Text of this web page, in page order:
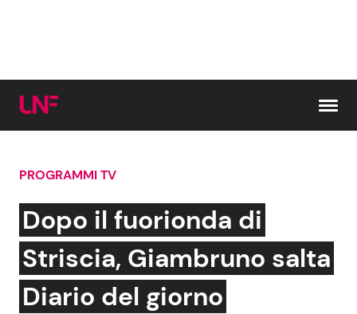
Cerca:
News e Cronaca
Attualità Italiana
Gossip e TV
Bellezze VIP
PROGRAMMI TV
Dopo il fuorionda di
Striscia, Giambruno salta
Diario del giorno